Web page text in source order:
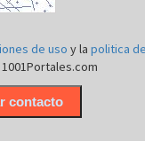
de usoy lapolitica de